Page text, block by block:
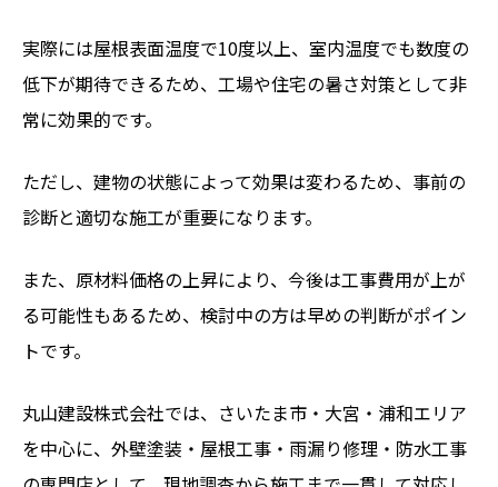
実際には屋根表面温度で10度以上、室内温度でも数度の
低下が期待できるため、工場や住宅の暑さ対策として非
常に効果的です。
ただし、建物の状態によって効果は変わるため、事前の
診断と適切な施工が重要になります。
また、原材料価格の上昇により、今後は工事費用が上が
る可能性もあるため、検討中の方は早めの判断がポイン
トです。
丸山建設株式会社では、さいたま市・大宮・浦和エリア
を中心に、外壁塗装・屋根工事・雨漏り修理・防水工事